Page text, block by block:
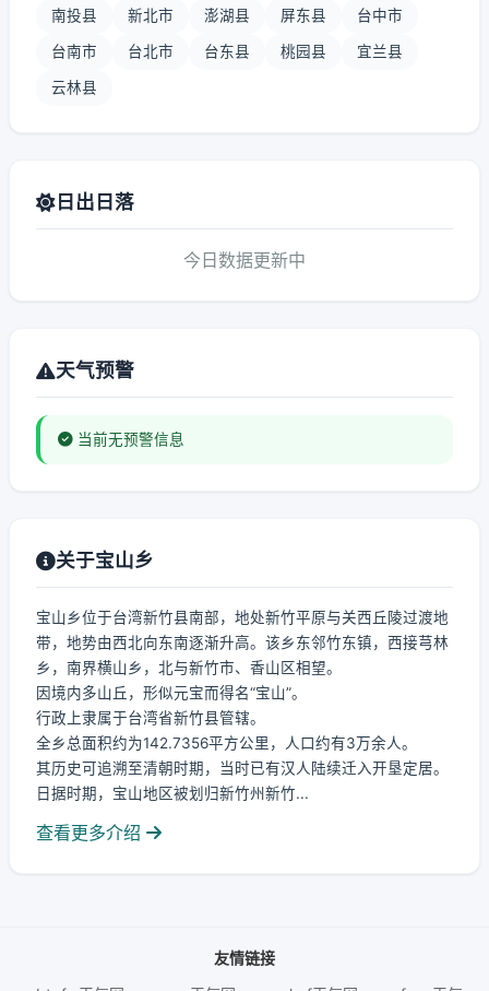
南投县 新北市 澎湖县 屏东县 台中市
台南市 台北市 台东县 桃园县 宜兰县
云林县
日出日落
今日数据更新中
天气预警
当前无预警信息
关于宝山乡
宝山乡位于台湾新竹县南部，地处新竹平原与关西丘陵过渡地
带，地势由西北向东南逐渐升高。该乡东邻竹东镇，西接芎林
乡，南界横山乡，北与新竹市、香山区相望。
因境内多山丘，形似元宝而得名“宝山”。
行政上隶属于台湾省新竹县管辖。
全乡总面积约为142.7356平方公里，人口约有3万余人。
其历史可追溯至清朝时期，当时已有汉人陆续迁入开垦定居。
日据时期，宝山地区被划归新竹州新竹...
查看更多介绍
友情链接